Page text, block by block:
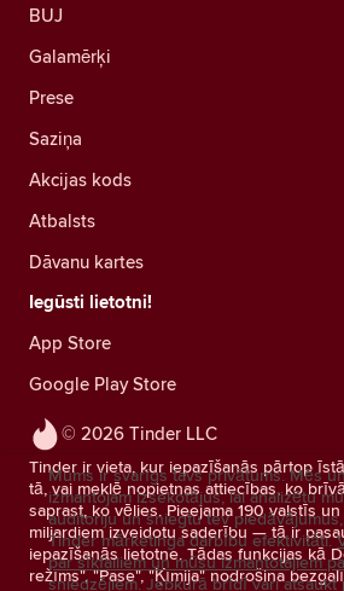
© 2026 Tinder LLC
Tinder ir vieta, kur iepazīšanās pārtop
tā, vai meklē nopietnas attiecības, ko
saprast, ko vēlies. Pieejama 190 valstīs
miljardiem izveidotu saderību — tā ir
iepazīšanās lietotne. Tādas funkcijas kā
režīms", "Pase", "Ķīmija" nodrošina
BUJ
Galamērķi
Prese
Saziņa
Akcijas kods
Atbalsts
Dāvanu kartes
Iegūsti lietotni!
App Store
Google Play Store
Mums ir svarīgs tavs privātums. Mēs
izmantojam izsekotājus, lai analizētu
auditoriju un sniegtu tev
Tinder mārketinga darbību efektivitāti.
par sīkfailiem un mūsu izmantotajiem
sniedzējiem. Jebkurā brīdī vari atsaukt